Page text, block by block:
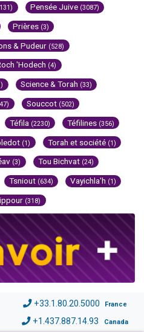
Pensée Juive (3087)
Prières (3)
& Pudeur (528)
'Hodech (4)
Science & Torah (33)
Souccot (502)
Téfila (2230) Téfilines (356)
(1) Torah et société (1)
(3) Tou Bichvat (24)
Tsniout (634) Vayichla'h (1)
(318)
+33.1.80.20.5000 France
+1.437.887.14.93 Canada